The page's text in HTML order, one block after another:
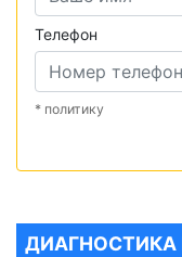
Телефон
* политику
ДИАГНОСТИКА